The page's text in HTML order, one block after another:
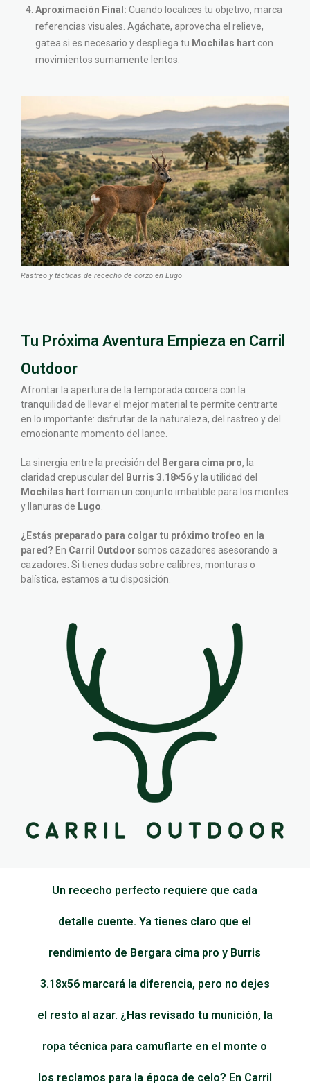
Aproximación Final: Cuando localices tu objetivo, marca
referencias visuales. Agáchate, aprovecha el relieve,
gatea si es necesario y despliega tu Mochilas hart con
movimientos sumamente lentos.
Rastreo y tácticas de rececho de corzo en Lugo
Tu Próxima Aventura Empieza en Carril
Outdoor
Afrontar la apertura de la temporada corcera con la
tranquilidad de llevar el mejor material te permite centrarte
en lo importante: disfrutar de la naturaleza, del rastreo y del
emocionante momento del lance.
La sinergia entre la precisión del Bergara cima pro, la
claridad crepuscular del
Burris 3.18×56y la utilidad del
Mochilas hartforman un conjunto imbatible para los montes
y llanuras de Lugo
¿Estás preparado para colgar tu próximo trofeo en la
pared? En Carril Outdoor somos cazadores asesorando a
cazadores. Si tienes dudas sobre calibres, monturas o
balística, estamos a tu disposición.
Un rececho perfecto requiere que cada
detalle cuente. Ya tienes claro que el
rendimiento de Bergara cima pro y Burris
3.18x56 marcará la diferencia, pero no dejes
el resto al azar. ¿Has revisado tu munición, la
ropa técnica para camuflarte en el monte o
los reclamos para la época de celo? En Carril